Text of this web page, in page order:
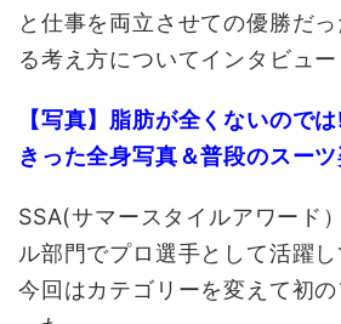
と仕事を両立させての優勝だ
る考え方についてインタビュー
【写真】脂肪が全くないので
きった全身写真＆普段のスー
SSA(サマースタイルアワード
ル部門でプロ選手として活躍し
今回はカテゴリーを変えて初